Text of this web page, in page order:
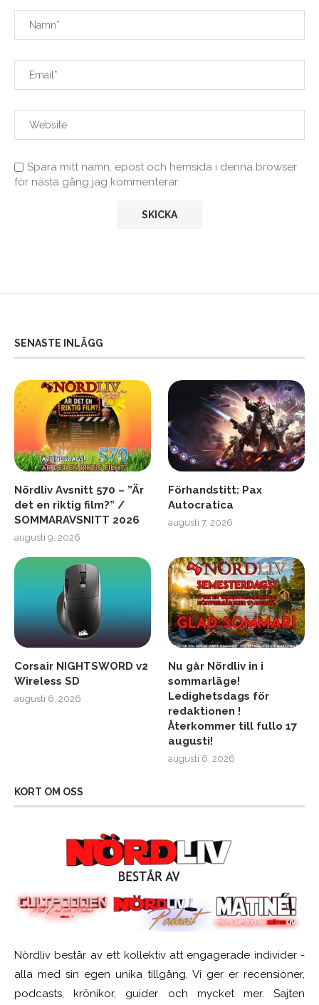
Spara mitt namn, epost och hemsida i denna browser
för nästa gång jag kommenterar.
SENASTE INLÄGG
Nördliv Avsnitt 570 – ”Är
det en riktig film?” /
SOMMARAVSNITT 2026
augusti 9, 2026
Förhandstitt: Pax
Autocratica
augusti 7, 2026
Corsair NIGHTSWORD v2
Wireless SD
augusti 6, 2026
Nu går Nördliv in i
sommarläge!
Ledighetsdags för
redaktionen !
Återkommer till fullo 17
augusti!
augusti 6, 2026
KORT OM OSS
Nördliv består av ett kollektiv att engagerade individer -
alla med sin egen unika tillgång. Vi ger er recensioner,
podcasts, krönikor, guider och mycket mer. Sajten